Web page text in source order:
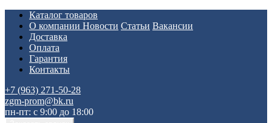
Каталог товаров
О компании Новости Статьи Вакансии
Доставка
Оплата
Гарантия
Контакты
+7 (963) 271-50-28
zgm-prom@bk.ru
пн-пт: с 9:00 до 18:00